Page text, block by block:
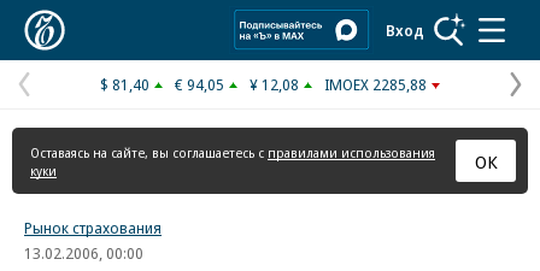
Вход
Предыдущая
страница
$ 81,40 € 94,05 ¥ 12,08 IMOEX 2285,88
Оставаясь на сайте, вы соглашаетесь с правилами использования
куки
ОК
Рынок страхования
13.02.2006, 00:00